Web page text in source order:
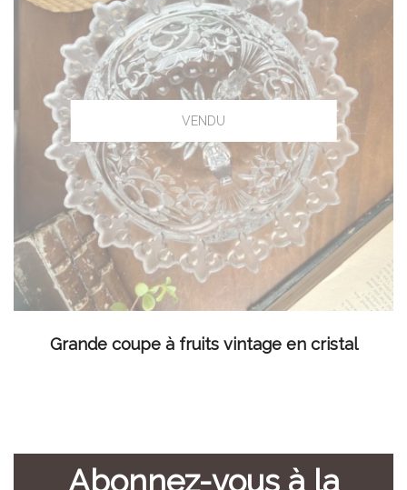
LIRE LA SUITE
Grande coupe à fruits vintage en cristal
Abonnez-vous à la